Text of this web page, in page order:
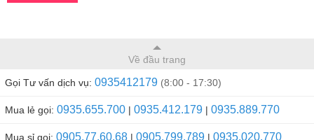
Về đầu trang
Gọi Tư vấn dịch vụ: 0935412179 (8:00 - 17:30)
Mua lẻ gọi: 0935.655.700 | 0935.412.179 | 0935.889.770
Mua sỉ gọi: 0905.77.60.68 | 0905.799.789 | 0935.020.770